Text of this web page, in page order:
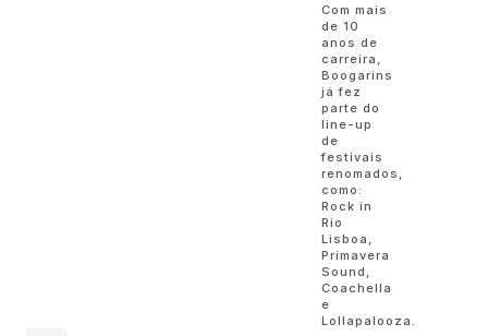
Com mais
de 10
anos de
carreira,
Boogarins
já fez
parte do
line-up
de
festivais
renomados,
como:
Rock in
Rio
Lisboa,
Primavera
Sound,
Coachella
e
Lollapalooza.